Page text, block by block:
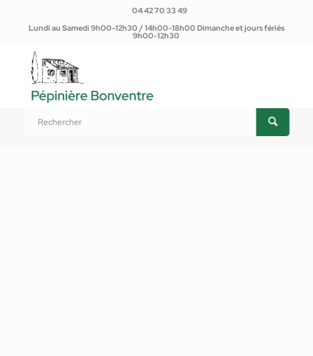
04 42 70 33 49
Lundi au Samedi 9h00-12h30 / 14h00-18h00 Dimanche et jours fériés
9h00-12h30
Escallonia